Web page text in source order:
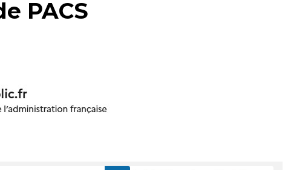
PACS